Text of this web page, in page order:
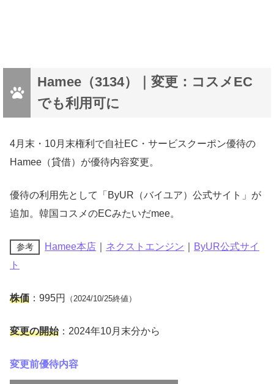
Hamee（3134）｜変更：コスメEC
でも利用可に
4月末・10月末権利で自社EC・サービスクーポン優待の
Hamee（貸借）が優待内容変更。
優待の利用先として「ByUR（バイユア）公式サイト」が
追加。韓国コスメのECみたいだmee。
参考 Hamee本店 ネクストエンジン
ByUR公式サイ
ト
株価 ：995円 （2024/10/25終値）
変更の開始：2024年10月末分から
変更前優待内容